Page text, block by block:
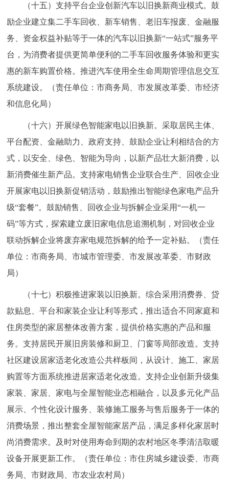
（十五）支持平台企业创新汽车以旧换新商业模式。鼓
励企业建立集二手车回收、新车销售、老旧车报废、金融服
务、资金权益补贴等于一体的汽车以旧换新“一站式”服务平
台，为消费者提供更简单便利的二手车回收服务体验和更实
惠的新车购置价格。推进汽车使用全生命周期管理信息交互
系统建设。（责任单位：市商务局、市发展改革委、市经济
和信息化局）
（十六）开展绿色智能家电以旧换新。采取居民主体、
平台配资、金融助力、政府支持、鼓励企业让利相结合的方
式，以安全、绿色、智能为导向，以新产品壮大新消费，以
新消费催生新产品。支持家电销售企业联合生产、回收企业
开展家电以旧换新促销活动，鼓励推出智能绿色家电产品升
级“套餐”。鼓励销售、回收企业与拆解企业采用“一机一
码”等方式，探索建立废旧家电信息追溯机制，对回收企业
联动拆解企业将废弃家电规范拆解的给予一定补贴。（责任
单位：市商务局、市城市管理委、市发展改革委、市财政
局）
（十七）积极推进家装以旧换新。综合采用消费券、贷
款贴息、平台和家装企业让利等形式，推出适合不同家庭和
住房类型的家居整体改善方案，提供价格实惠的产品和服
务。支持居民开展旧房装修和厨卫、门窗等局部改造。支持
社区建设居家适老化改造公共样板间，从设计、施工、家居
购置等方面系统推进居家适老化改造。支持企业创新升级集
家装、家居、家电与全屋智能业态相融合，以及多元化产品
展示、个性化设计服务、装修施工服务与售后服务于一体的
消费场景，推出整套全屋智能家居产品，满足多样化家居时
尚消费需求。及时对使用寿命到期的农村地区冬季清洁取暖
设备开展更新工作。（责任单位：市住房城乡建设委、市商
务局、市财政局、市农业农村局）